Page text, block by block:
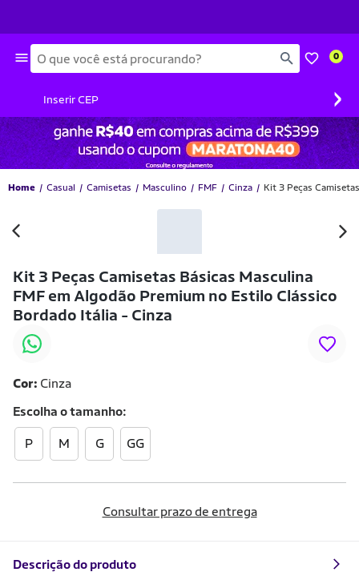
Busca 0
Inserir CEP ›
Home Casual Camisetas Masculino FMF Cinza Kit 3 Peças
Kit 3 Peças Camisetas Básicas Masculina
FMF em Algodão Premium no Estilo Clássico
Bordado Itália - Cinza
-60% OFF
Cor: Cinza
Escolha otamanho
P M G GG
Consultar prazo de entrega
Descrição do produto